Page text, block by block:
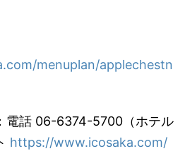
menuplan/applechestn
電話 06-6374-5700（ホテル
https://www.icosaka.com/